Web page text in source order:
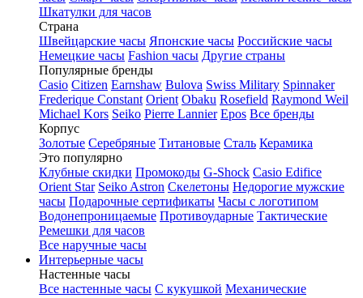
Шкатулки для часов
Страна
Швейцарские часы Японские часы Российские часы
Немецкие часы Fashion часы Другие страны
Популярные бренды
Casio Citizen Earnshaw Bulova Swiss Military Spinnaker
Frederique Constant Orient Obaku Rosefield Raymond Weil
Michael Kors Seiko Pierre Lannier Epos Все бренды
Корпус
Золотые Серебряные Титановые Сталь Керамика
Это популярно
Клубные скидки Промокоды G-Shock Casio Edifice
Orient Star Seiko Astron Скелетоны Недорогие мужские
часы Подарочные сертификаты Часы с логотипом
Водонепроницаемые Противоударные Тактические
Ремешки для часов
Все наручные часы
Интерьерные часы
Настенные часы
Все настенные часы С кукушкой Механические